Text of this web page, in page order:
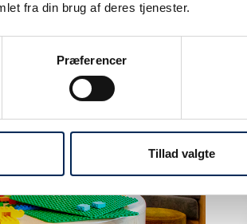
fra din brug af deres tjenester.
Præferencer
Tillad valgte